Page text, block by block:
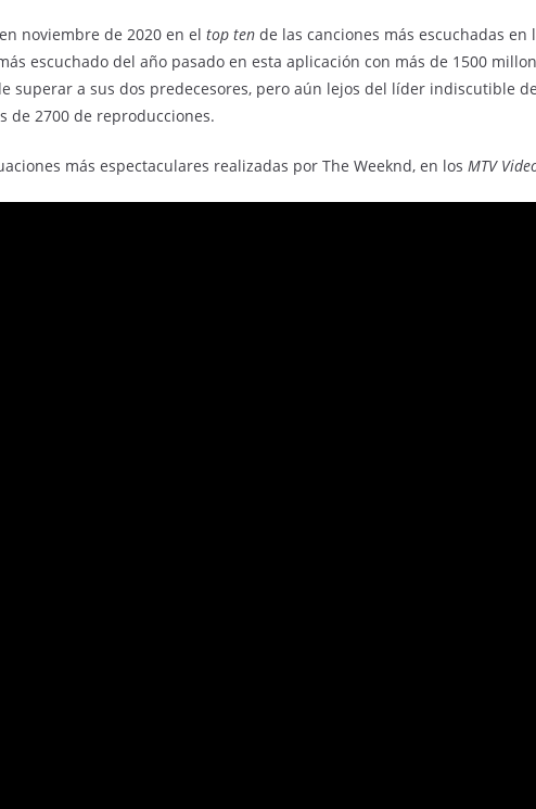
noviembre de 2020 en el top ten de las canciones más escuchadas
escuchado del año pasado en esta aplicación con más de 1500
superar a sus dos predecesores, pero aún lejos del líder indiscutible
de 2700 de reproducciones.
más espectaculares realizadas por The Weeknd, en los MTV